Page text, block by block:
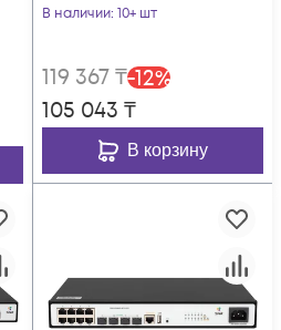
В наличии: 10+ шт
119 367₸-12%
105 043 ₸
В корзину